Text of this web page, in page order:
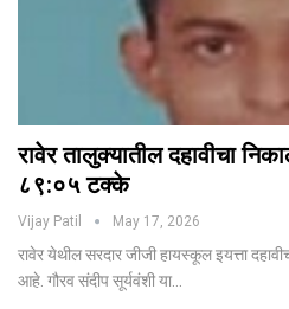
रावेर तालुक्यातील दहावीचा
८९:०५ टक्के
Vijay Patil May 17, 2026
रावेर येथील सरदार जीजी हायस्कूल इयत्ता
आहे. गौरव संदीप सूर्यवंशी या…